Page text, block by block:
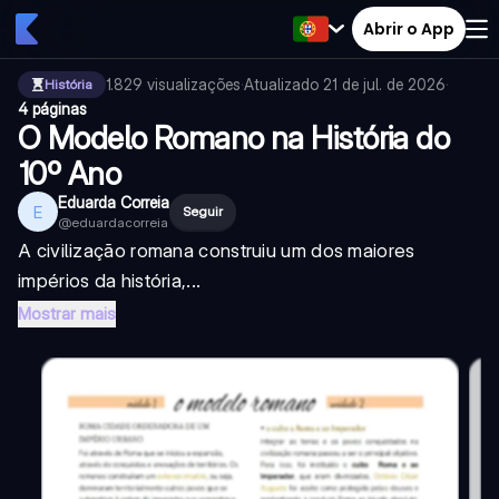
Abrir o App
História 1.829 visualizações·Atualizado 21 de jul. de 2026·
4 páginas
O Modelo Romano na História do
10º Ano
E Eduarda Correia
@eduardacorreia
Seguir
A civilização romana construiu um dos maiores
impérios da história,...
Mostrar mais